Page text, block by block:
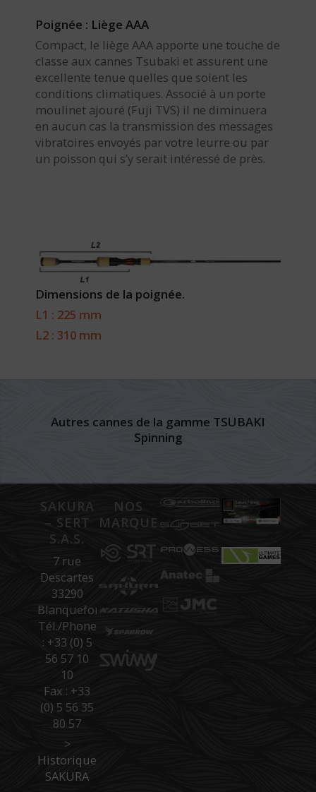
Poignée : Liège AAA
Compact, le liège AAA apporte une touche de
classe aux cannes Tsubaki et assurent une
excellente tenue quelles que soient les
conditions climatiques. Associé à un porte
moulinet ajouré (Fuji TVS) il ne diminuera
en aucun cas la transmission des messages
vibratoires envoyés par votre leurre ou par
un poisson qui s’y serait intéressé de près.
Dimensions de la poignée.
L1 : 225 mm
L2 : 310 mm
Autres cannes de la gamme TSUBAKI
Spinning
SAKURA
– SERT
S.A.S.
7 rue
Descartes
33290
Blanquefort
Tél./Phone
: +33 (0) 5
56 57 10
10
Fax : +33
(0) 5 56 35
80 57
>
Historique
SAKURA
NOS
MARQUES